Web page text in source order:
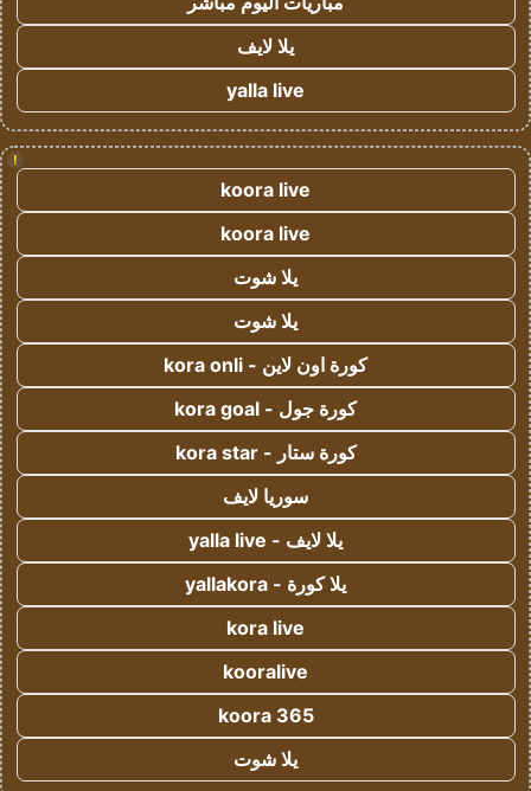
يلا لايف
yalla live
!
koora live
koora live
يلا شوت
يلا شوت
كورة اون لاين - kora onli
كورة جول - kora goal
كورة ستار - kora star
سوريا لايف
يلا لايف - yalla live
يلا كورة - yallakora
kora live
kooralive
koora 365
يلا شوت